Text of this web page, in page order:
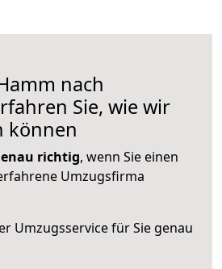
nach
Sie, wie wir
können
richtig, wenn Sie einen
Umzugsfirma
Umzugsservice für Sie genau